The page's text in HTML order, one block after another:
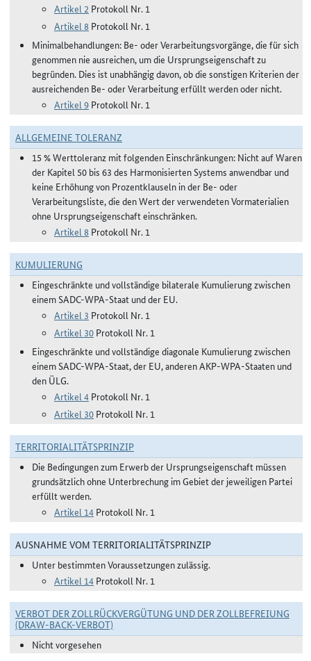
Artikel 2 Protokoll Nr. 1
Artikel 8 Protokoll Nr. 1
Minimalbehandlungen: Be- oder Verarbeitungsvorgänge, die für sich
genommen nie ausreichen, um die Ursprungseigenschaft zu
begründen. Dies ist unabhängig davon, ob die sonstigen Kriterien der
ausreichenden Be- oder Verarbeitung erfüllt werden oder nicht.
Artikel 9 Protokoll Nr. 1
ALLGEMEINE TOLERANZ
15 % Werttoleranz mit folgenden Einschränkungen: Nicht auf Waren
der Kapitel 50 bis 63 des Harmonisierten Systems anwendbar und
keine Erhöhung von Prozentklauseln in der Be- oder
Verarbeitungsliste, die den Wert der verwendeten Vormaterialien
ohne Ursprungseigenschaft einschränken.
Artikel 8 Protokoll Nr. 1
KUMULIERUNG
Eingeschränkte und vollständige bilaterale Kumulierung zwischen
einem SADC-WPA-Staat und der EU.
Artikel 3 Protokoll Nr. 1
Artikel 30 Protokoll Nr. 1
Eingeschränkte und vollständige diagonale Kumulierung zwischen
einem SADC-WPA-Staat, der EU, anderen AKP-WPA-Staaten und
den ÜLG.
Artikel 4 Protokoll Nr. 1
Artikel 30 Protokoll Nr. 1
TERRITORIALITÄTSPRINZIP
Die Bedingungen zum Erwerb der Ursprungseigenschaft müssen
grundsätzlich ohne Unterbrechung im Gebiet der jeweiligen Partei
erfüllt werden.
Artikel 14 Protokoll Nr. 1
AUSNAHME VOM TERRITORIALITÄTSPRINZIP
Unter bestimmten Voraussetzungen zulässig.
Artikel 14 Protokoll Nr. 1
VERBOT DER ZOLLRÜCKVERGÜTUNG UND DER ZOLLBEFREIUNG
(DRAW-BACK-VERBOT)
Nicht vorgesehen